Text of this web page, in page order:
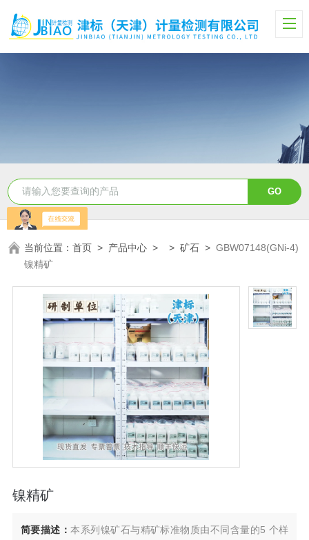
当前位置：首页 > 产品中心 > >矿石 >GBW07148(GNi-4)
镍精矿
镍精矿
简要描述：本系列镍矿石与精矿标准物质由不同含量的5 个样